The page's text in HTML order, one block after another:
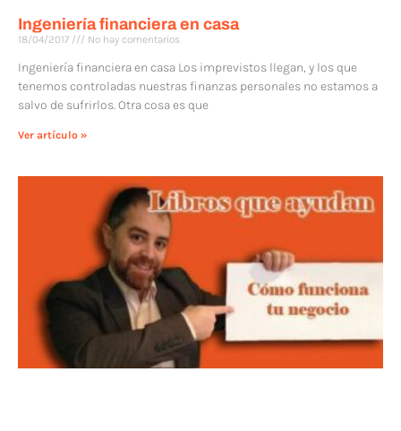
Ingeniería financiera en casa
18/04/2017 No hay comentarios
Ingeniería financiera en casa Los imprevistos llegan, y los que
tenemos controladas nuestras finanzas personales no estamos a
salvo de sufrirlos. Otra cosa es que
Ver artículo »